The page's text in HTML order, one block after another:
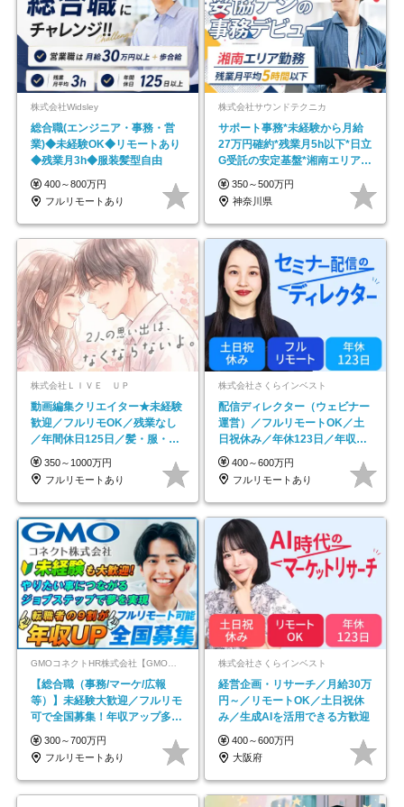
株式会社Widsley
総合職(エンジニア・事務・営
業)◆未経験OK◆リモートあり
◆残業月3h◆服装髪型自由
400～800万円
フルリモートあり
株式会社サウンドテクニカ
サポート事務*未経験から月給
27万円確約*残業月5h以下*日立
G受託の安定基盤*湘南エリア勤
務
350～500万円
神奈川県
株式会社ＬＩＶＥ ＵＰ
動画編集クリエイター★未経験
歓迎／フルリモOK／残業なし
／年間休日125日／髪・服・ネ
イル自由／研修充実で安心
350～1000万円
フルリモートあり
株式会社さくらインベスト
配信ディレクター（ウェビナー
運営）／フルリモートOK／土
日祝休み／年休123日／年収
600万円可
400～600万円
フルリモートあり
GMOコネクトHR株式会社【GMOインターネットグループ】
【総合職（事務/マーケ/広報
等）】未経験大歓迎／フルリモ
可で全国募集！年収アップ多数
★年休最大130日★
300～700万円
フルリモートあり
株式会社さくらインベスト
経営企画・リサーチ／月給30万
円～／リモートOK／土日祝休
み／生成AIを活用できる方歓迎
400～600万円
大阪府